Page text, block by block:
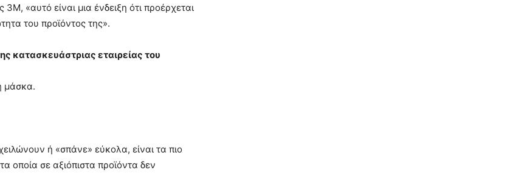
«αυτό είναι μια ένδειξη ότι προέρχεται
του προϊόντος της».
κατασκευάστριας εταιρείας του
μάσκα.
ή «σπάνε» εύκολα, είναι τα πιο
οποία σε αξιόπιστα προϊόντα δεν